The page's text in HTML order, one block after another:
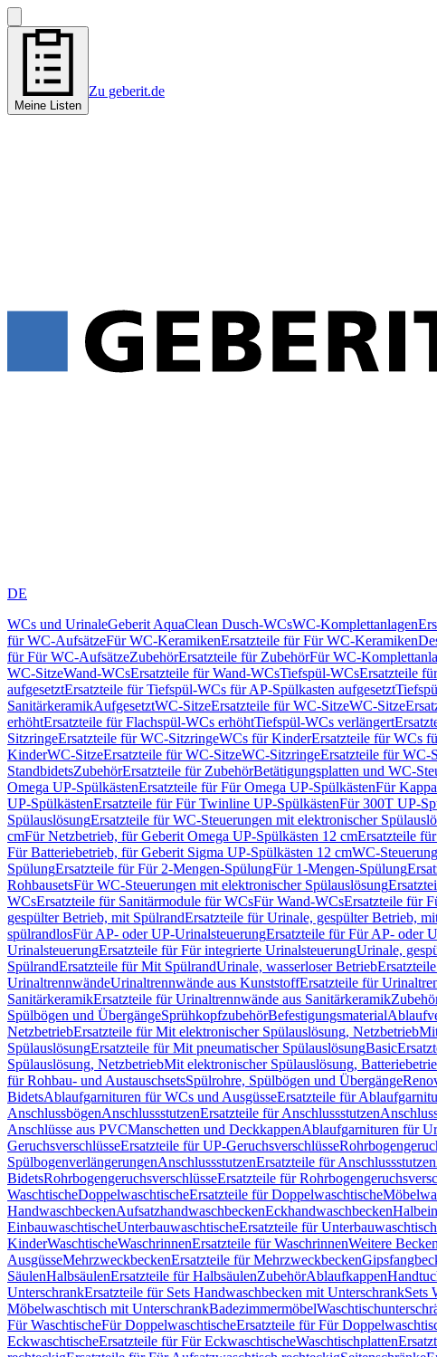
Meine Listen
Zu geberit.de
DE
WCs und UrinaleGeberit AquaClean Dusch-WCsWC-Komplettanlagen
für WC-AufsätzeFür WC-KeramikenErsatzteile für Für WC-Keramiken
für Für WC-AufsätzeZubehörErsatzteile für ZubehörFür WC-
WC-SitzeWand-WCsErsatzteile für Wand-WCsTiefspül-WCsErsatzteile
aufgesetztErsatzteile für Tiefspül-WCs für AP-Spülkasten aufgesetzt
SanitärkeramikAufgesetztWC-SitzeErsatzteile für WC-SitzeWC-Sitze
erhöhtErsatzteile für Flachspül-WCs erhöhtTiefspül-WCs verlängert
SitzringeErsatzteile für WC-SitzringeWCs für KinderErsatzteile für WCs
KinderWC-SitzeErsatzteile für WC-SitzeWC-SitzringeErsatzteile für WC-
StandbidetsZubehörErsatzteile für ZubehörBetätigungsplatten und WC-
Omega UP-SpülkästenErsatzteile für Für Omega UP-SpülkästenFür
UP-SpülkästenErsatzteile für Für Twinline UP-SpülkästenFür 300T UP-
SpülauslösungErsatzteile für WC-Steuerungen mit elektronischer
cmFür Netzbetrieb, für Geberit Omega UP-Spülkästen 12 cmErsatzteile
Für Batteriebetrieb, für Geberit Sigma UP-Spülkästen 12 cmWC-
SpülungErsatzteile für Für 2-Mengen-SpülungFür 1-Mengen-Spülung
RohbausetsFür WC-Steuerungen mit elektronischer Spülauslösung
WCsErsatzteile für Sanitärmodule für WCsFür Wand-WCsErsatzteile für
gespülter Betrieb, mit SpülrandErsatzteile für Urinale, gespülter Betrieb,
spülrandlosFür AP- oder UP-UrinalsteuerungErsatzteile für Für AP- oder
UrinalsteuerungErsatzteile für Für integrierte UrinalsteuerungUrinale,
SpülrandErsatzteile für Mit SpülrandUrinale, wasserloser Betrieb
UrinaltrennwändeUrinaltrennwände aus KunststoffErsatzteile für
SanitärkeramikErsatzteile für Urinaltrennwände aus Sanitärkeramik
Spülbögen und ÜbergängeSprühkopfzubehörBefestigungsmaterial
NetzbetriebErsatzteile für Mit elektronischer Spülauslösung, Netzbetrieb
SpülauslösungErsatzteile für Mit pneumatischer SpülauslösungBasic
Spülauslösung, NetzbetriebMit elektronischer Spülauslösung,
für Rohbau- und AustauschsetsSpülrohre, Spülbögen und Übergänge
BidetsAblaufgarnituren für WCs und AusgüsseErsatzteile für
AnschlussbögenAnschlussstutzenErsatzteile für Anschlussstutzen
Anschlüsse aus PVCManschetten und DeckkappenAblaufgarnituren für
GeruchsverschlüsseErsatzteile für UP-Geruchsverschlüsse
SpülbogenverlängerungenAnschlussstutzenErsatzteile für Anschlussstutzen
BidetsRohrbogengeruchsverschlüsseErsatzteile für
WaschtischeDoppelwaschtischeErsatzteile für Doppelwaschtische
HandwaschbeckenAufsatzhandwaschbeckenEckhandwaschbecken
EinbauwaschtischeUnterbauwaschtischeErsatzteile für
KinderWaschtischeWaschrinnenErsatzteile für WaschrinnenWeitere Becken
AusgüsseMehrzweckbeckenErsatzteile für Mehrzweckbecken
SäulenHalbsäulenErsatzteile für HalbsäulenZubehörAblaufkappen
UnterschrankErsatzteile für Sets Handwaschbecken mit UnterschrankSets
Möbelwaschtisch mit UnterschrankBadezimmermöbel
Für WaschtischeFür DoppelwaschtischeErsatzteile für Für
EckwaschtischeErsatzteile für Für EckwaschtischeWaschtischplatten